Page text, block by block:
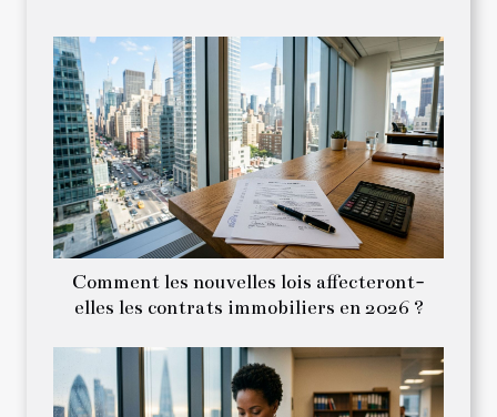
Comment les nouvelles lois affecteront-
elles les contrats immobiliers en 2026 ?